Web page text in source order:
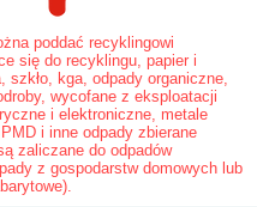
poddać recyklingowi
się do recyklingu, papier i
szkło, kga, odpady organiczne,
wycofane z eksploatacji
i elektroniczne, metale
i inne odpady zbierane
zaliczane do odpadów
z gospodarstw domowych lub